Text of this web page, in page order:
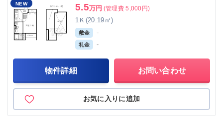
NEW 5.5万円 (管理費 5,000円)
1Ｋ(20.19㎡)
敷金 -
礼金 -
物件詳細 お問い合わせ
お気に入りに追加